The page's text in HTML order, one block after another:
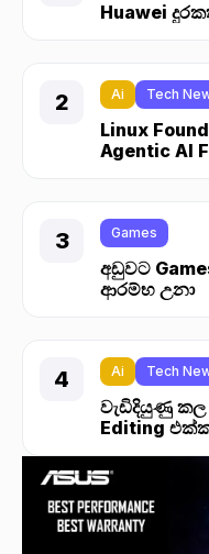
Huawei
Ai Tech
Linux
Agentic AI
Games
අඩුවට
ආරම්භ උනා
Ai Tech
වැඩිදියුණු කල
Editing එක්ක